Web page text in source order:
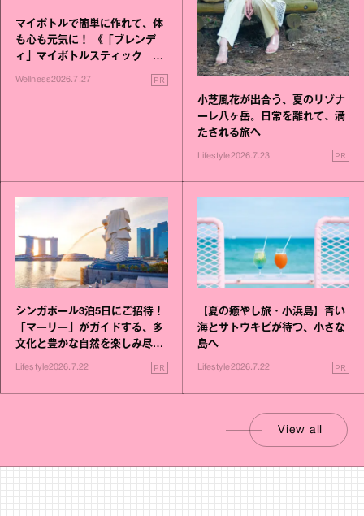
マイボトルで簡単に作れて、体
も心も元気に！ 《「ブレンデ
ィ」マイボトルスティック い
いこと毎日》シリーズが誕生
Wellness2026.7.27 PR
小芝風花が出合う、夏のリゾナ
ーレ八ヶ岳。日常を離れて、満
たされる旅へ
Lifestyle2026.7.23 PR
シンガポール3泊5日にご招待！
「マーリー」がガイドする、多
文化と豊かな自然を楽しみ尽く
Lifestyle2026.7.22 PR
【夏の癒やし旅・小浜島】青い
海とサトウキビが待つ、小さな
島へ
Lifestyle2026.7.22 PR
View all